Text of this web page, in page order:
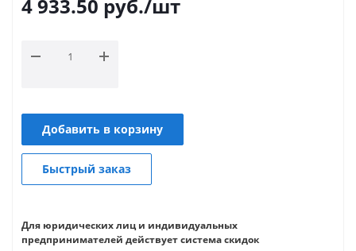
4 933.50 руб./шт
Добавить в корзину
Быстрый заказ
Для юридических лиц и индивидуальных
предпринимателей действует система скидок